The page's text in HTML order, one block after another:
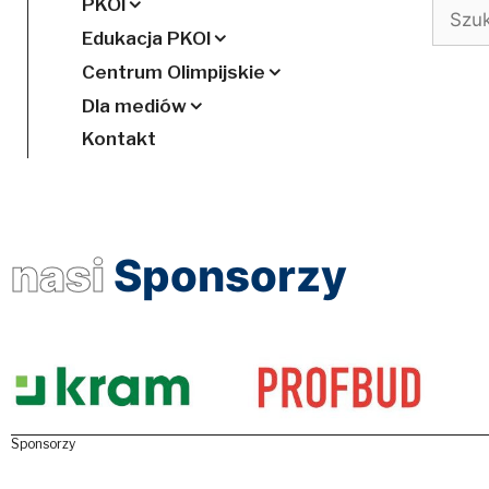
Edukacja PKOl
Centrum Olimpijskie
Dla mediów
Kontakt
nasi Sponsorzy
Sponsorzy